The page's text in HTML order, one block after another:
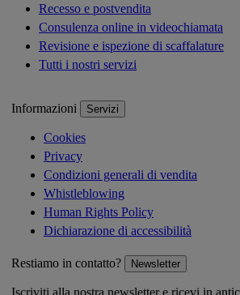
Recesso e postvendita
Consulenza online in videochiamata
Revisione e ispezione di scaffalature
Tutti i nostri servizi
Informazioni Servizi
Cookies
Privacy
Condizioni generali di vendita
Whistleblowing
Human Rights Policy
Dichiarazione di accessibilità
Restiamo in contatto? Newsletter